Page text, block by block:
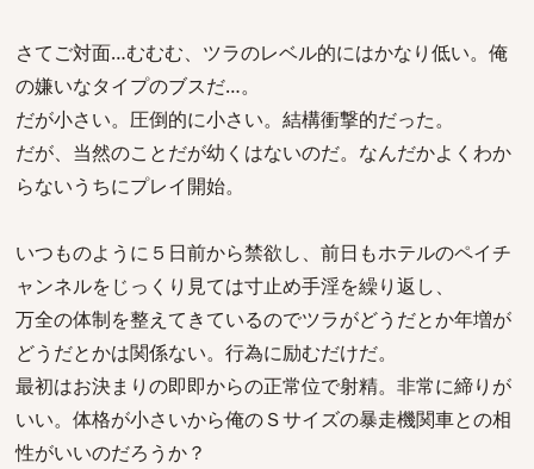
さてご対面…むむむ、ツラのレベル的にはかなり低い。俺
の嫌いなタイプのブスだ…。
だが小さい。圧倒的に小さい。結構衝撃的だった。
だが、当然のことだが幼くはないのだ。なんだかよくわか
らないうちにプレイ開始。
いつものように５日前から禁欲し、前日もホテルのペイチ
ャンネルをじっくり見ては寸止め手淫を繰り返し、
万全の体制を整えてきているのでツラがどうだとか年増が
どうだとかは関係ない。行為に励むだけだ。
最初はお決まりの即即からの正常位で射精。非常に締りが
いい。体格が小さいから俺のＳサイズの暴走機関車との相
性がいいのだろうか？